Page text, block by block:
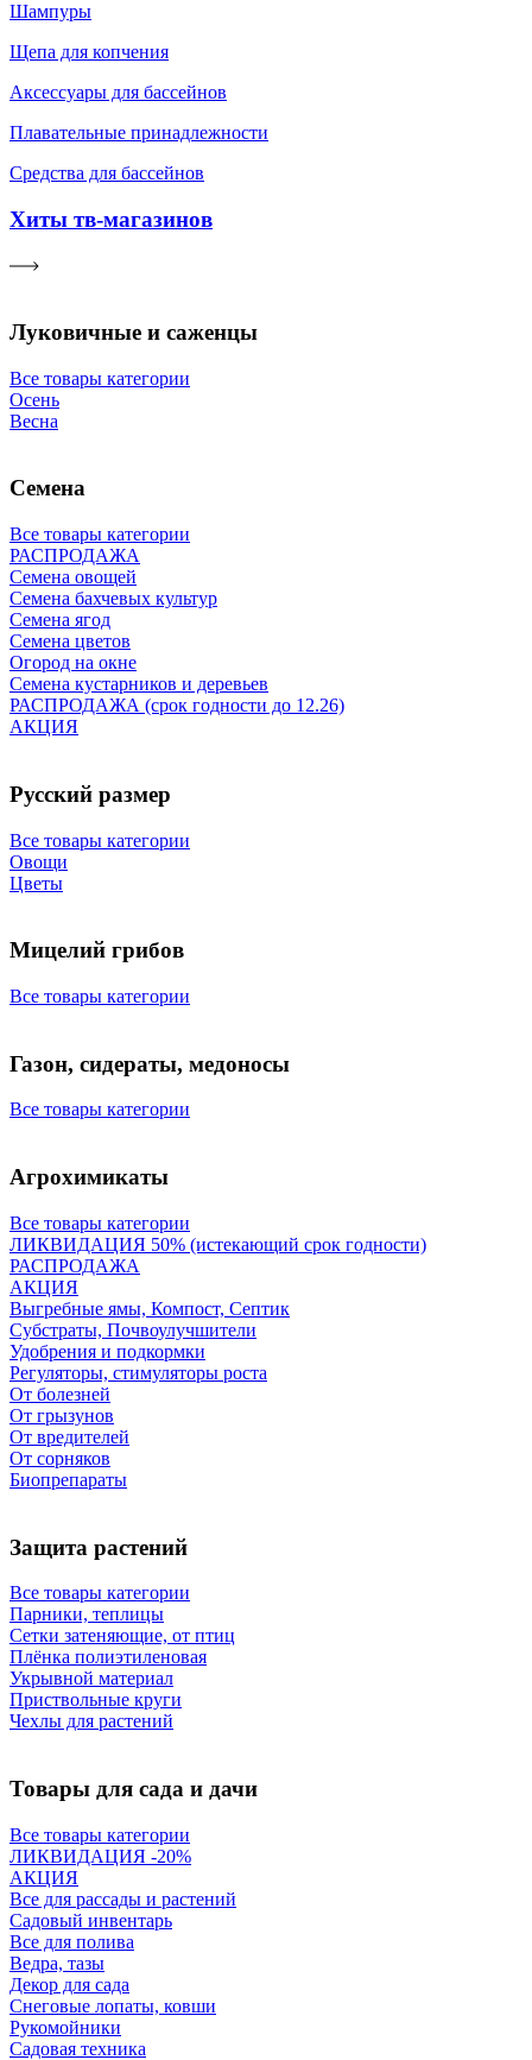
Шампуры
Щепа для копчения
Аксессуары для бассейнов
Плавательные принадлежности
Средства для бассейнов
Хиты тв-магазинов
Луковичные и саженцы
Все товары категории
Осень
Весна
Семена
Все товары категории
РАСПРОДАЖА
Семена овощей
Семена бахчевых культур
Семена ягод
Семена цветов
Огород на окне
Семена кустарников и деревьев
РАСПРОДАЖА (срок годности до 12.26)
АКЦИЯ
Русский размер
Все товары категории
Овощи
Цветы
Мицелий грибов
Все товары категории
Газон, сидераты, медоносы
Все товары категории
Агрохимикаты
Все товары категории
ЛИКВИДАЦИЯ 50% (истекающий срок годности)
РАСПРОДАЖА
АКЦИЯ
Выгребные ямы, Компост, Септик
Субстраты, Почвоулучшители
Удобрения и подкормки
Регуляторы, стимуляторы роста
От болезней
От грызунов
От вредителей
От сорняков
Биопрепараты
Защита растений
Все товары категории
Парники, теплицы
Сетки затеняющие, от птиц
Плёнка полиэтиленовая
Укрывной материал
Приствольные круги
Чехлы для растений
Товары для сада и дачи
Все товары категории
ЛИКВИДАЦИЯ -20%
АКЦИЯ
Все для рассады и растений
Садовый инвентарь
Все для полива
Ведра, тазы
Декор для сада
Снеговые лопаты, ковши
Рукомойники
Садовая техника